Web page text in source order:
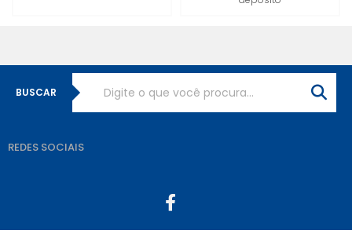
BUSCAR
REDES SOCIAIS